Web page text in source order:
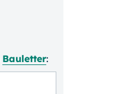
Bauletter: